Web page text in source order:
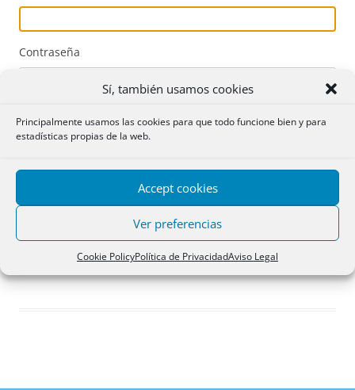
Sí, también usamos cookies
Principalmente usamos las cookies para que todo funcione bien y para
estadísticas propias de la web.
Accept cookies
Ver preferencias
Cookie PolicyPolítica de PrivacidadAviso Legal
Contraseña
Acceder
Registro
¿Has olvidado tu contraseña?